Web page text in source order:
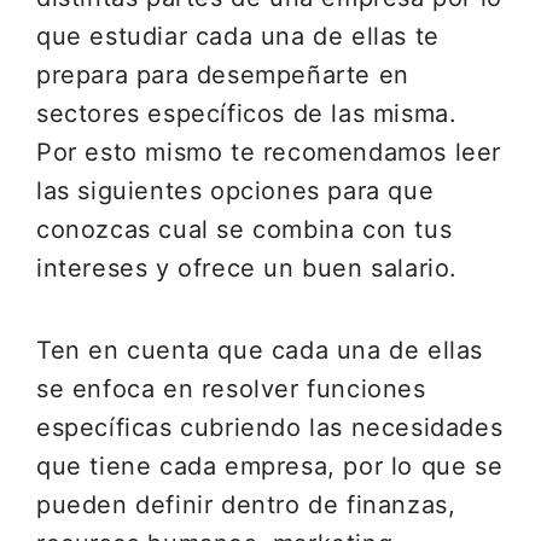
que estudiar cada una de ellas te
prepara para desempeñarte en
sectores específicos de las misma.
Por esto mismo te recomendamos leer
las siguientes opciones para que
conozcas cual se combina con tus
intereses y ofrece un buen salario.
Ten en cuenta que cada una de ellas
se enfoca en resolver funciones
específicas cubriendo las necesidades
que tiene cada empresa, por lo que se
pueden definir dentro de finanzas,